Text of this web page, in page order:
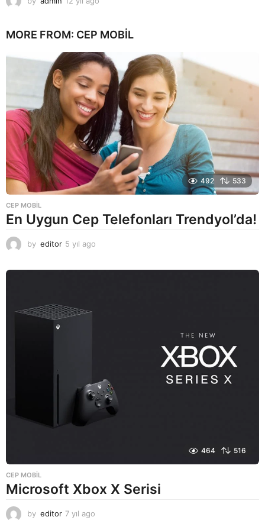
a
g
MORE FROM: CEP MOBIL
492 533
CEP MOBIL
En Uygun Cep Telefonları Trendyol’da!
by editor 5 yıl ago
464 516
CEP MOBIL
Microsoft Xbox X Serisi
by editor 7 yıl ago